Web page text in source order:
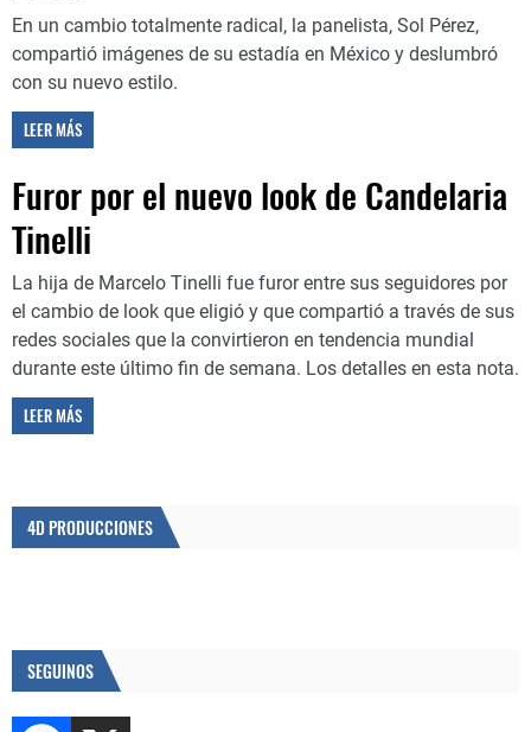
En un cambio totalmente radical, la panelista, Sol Pérez,
compartió imágenes de su estadía en México y deslumbró
con su nuevo estilo.
LEER MÁS
Furor por el nuevo look de Candelaria
Tinelli
La hija de Marcelo Tinelli fue furor entre sus seguidores por
el cambio de look que eligió y que compartió a través de sus
redes sociales que la convirtieron en tendencia mundial
durante este último fin de semana. Los detalles en esta nota.
LEER MÁS
4D PRODUCCIONES
SEGUINOS